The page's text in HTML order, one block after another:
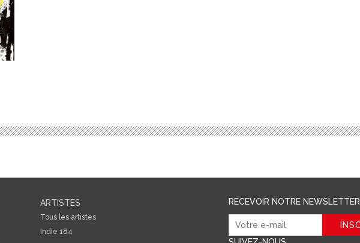
ARTISTES
Tous les artistes
Indie 184
RECEVOIR NOTRE NEWSLETTER